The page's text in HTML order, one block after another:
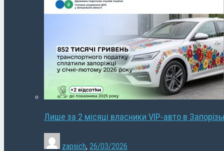
Лише за 2 місяці власники VIP-авто в
zapsich, 26/03/2026